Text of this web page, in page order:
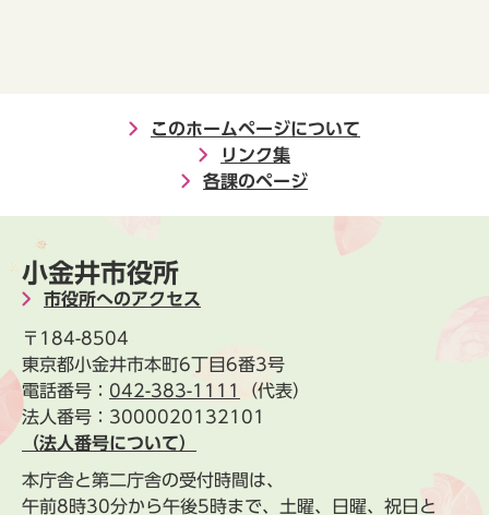
このホームページについて
リンク集
各課のページ
小金井市役所
市役所へのアクセス
〒184-8504
東京都小金井市本町6丁目6番3号
電話番号： 042-383-1111
（代表）
法人番号：3000020132101
（法人番号について）
本庁舎と第二庁舎の受付時間は、
午前8時30分から午後5時まで、土曜、日曜、祝日と